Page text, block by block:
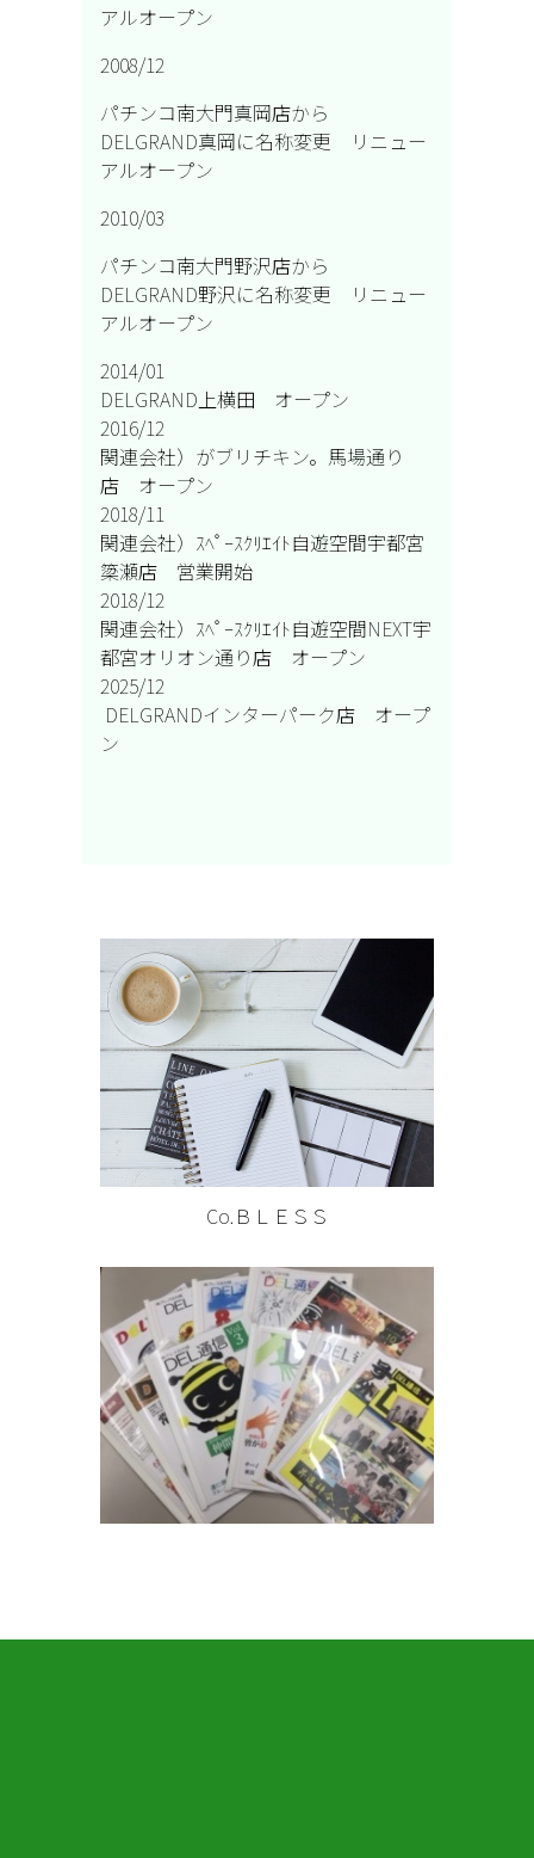
アルオープン
2008/12
パチンコ南大門真岡店から
DELGRAND真岡に名称変更 リニュー
アルオープン
2010/03
パチンコ南大門野沢店から
DELGRAND野沢に名称変更 リニュー
アルオープン
2014/01
DELGRAND上横田 オープン
2016/12
関連会社）がブリチキン。馬場通り
店 オープン
2018/11
関連会社）ｽﾍﾟｰｽｸﾘｴｲﾄ自遊空間宇都宮
簗瀬店 営業開始
2018/12
関連会社）ｽﾍﾟｰｽｸﾘｴｲﾄ自遊空間NEXT宇
都宮オリオン通り店 オープン
2025/12
DELGRANDインターパーク店 オープ
ン
Co.ＢＬＥＳＳ